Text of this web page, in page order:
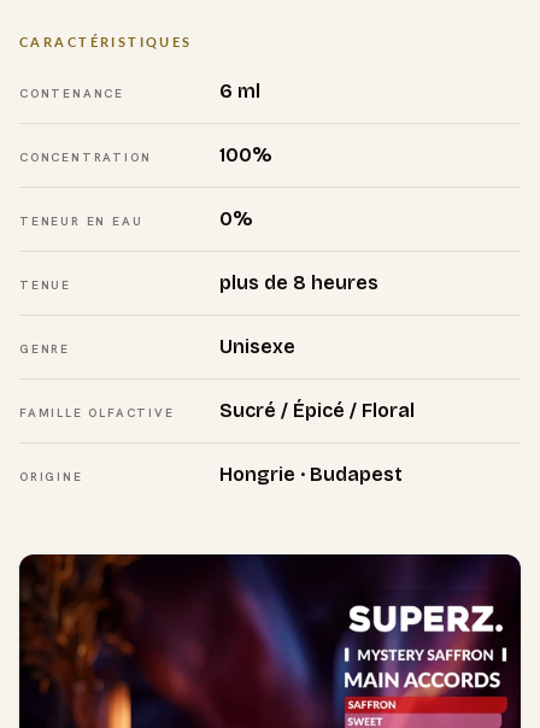
CARACTÉRISTIQUES
CONTENANCE 6 ml
CONCENTRATION 100%
TENEUR EN EAU 0%
TENUE plus de 8 heures
GENRE Unisexe
FAMILLE OLFACTIVE Sucré / Épicé / Floral
ORIGINE Hongrie · Budapest